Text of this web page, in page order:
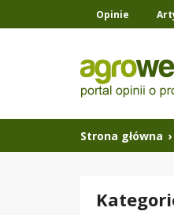
Opinie
Strona główna ›